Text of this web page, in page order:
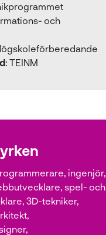
och
: TEINM
ingenjör,
spel- och
3D-tekniker,